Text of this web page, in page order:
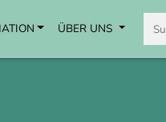
ÜBER UNS